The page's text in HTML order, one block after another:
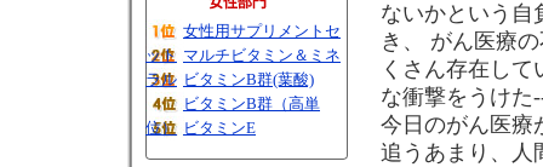
ないかという自
き、 がん医療
くさん存在し
な衝撃をうけた
今日のがん医療
追うあまり、人
女性用サプリメントセ
ット マルチビタミン＆ミネ
ラル ビタミンB群(葉酸)
ビタミンB群（高単
位） ビタミンE